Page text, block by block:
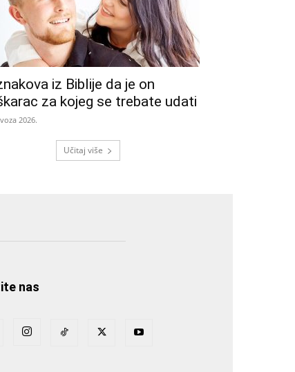
iz Biblije da je on
za kojeg se trebate udati
2026.
Učitaj više
nas